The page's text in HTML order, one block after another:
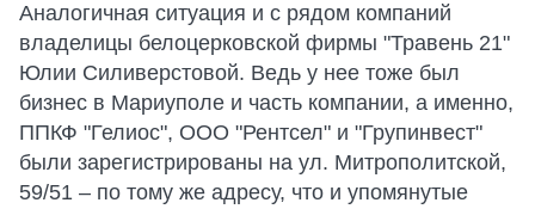
Аналогичная ситуация и с рядом компаний
владелицы белоцерковской фирмы "Травень 21"
Юлии Силиверстовой. Ведь у нее тоже был
бизнес в Мариуполе и часть компании, а именно,
ППКФ "Гелиос", ООО "Рентсел" и "Групинвест"
были зарегистрированы на ул. Митрополитской,
59/51 – по тому же адресу, что и упомянутые